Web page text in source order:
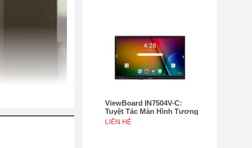
ViewBoard IN7504V-C:
Tuyệt Tác Màn Hình Tương
Tác 75", Tích hợp camera
4K độ phân giải 50MP, NFC
LIÊN HỆ